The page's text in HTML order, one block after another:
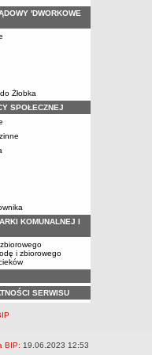
'DWORKOWE
Żłobka
SPOŁECZNEJ
KOMUNALNEJ I
i zbiorowego
SERWISU
BIP: 19.06.2023 12:53